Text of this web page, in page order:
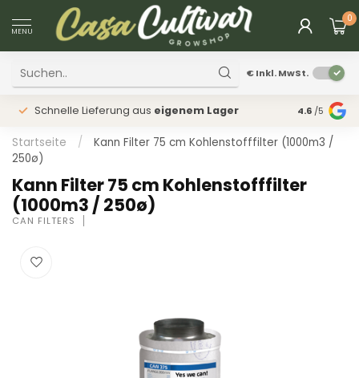
MENU
0
€Inkl. MwSt.
Schnelle Lieferung aus eigenem Lager Physischer
4.6 /5
Startseite /
Kann Filter 75 cm Kohlenstofffilter (1000m3 /
250ø)
Kann Filter 75 cm Kohlenstofffilter
(1000m3 / 250ø)
CAN FILTERS